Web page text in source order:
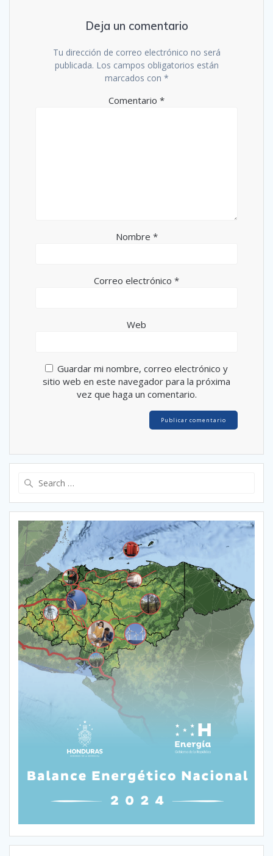
Deja un comentario
Tu dirección de correo electrónico no será
publicada. Los campos obligatorios están
marcados con *
Comentario *
Nombre *
Correo electrónico *
Web
Guardar mi nombre, correo electrónico y
sitio web en este navegador para la próxima
vez que haga un comentario.